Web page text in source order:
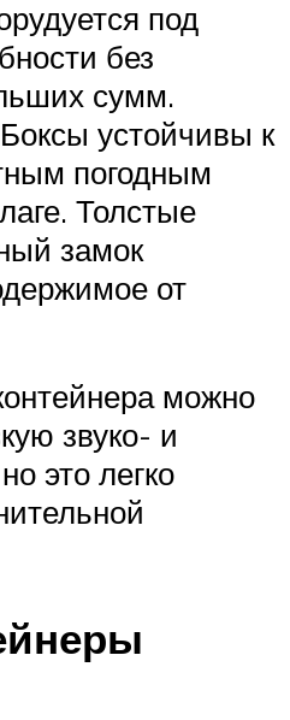
под
без
сумм.
устойчивы к
погодным
Толстые
замок
от
можно
звуко- и
это легко